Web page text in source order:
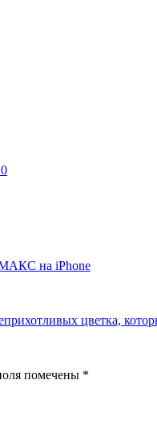
0
МАКС на iPhone
цветка,
помечены *